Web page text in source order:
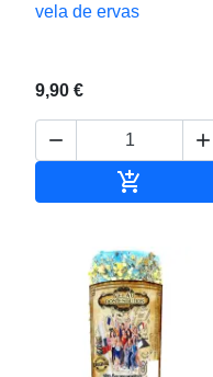
vela de ervas
9,90 €
 
